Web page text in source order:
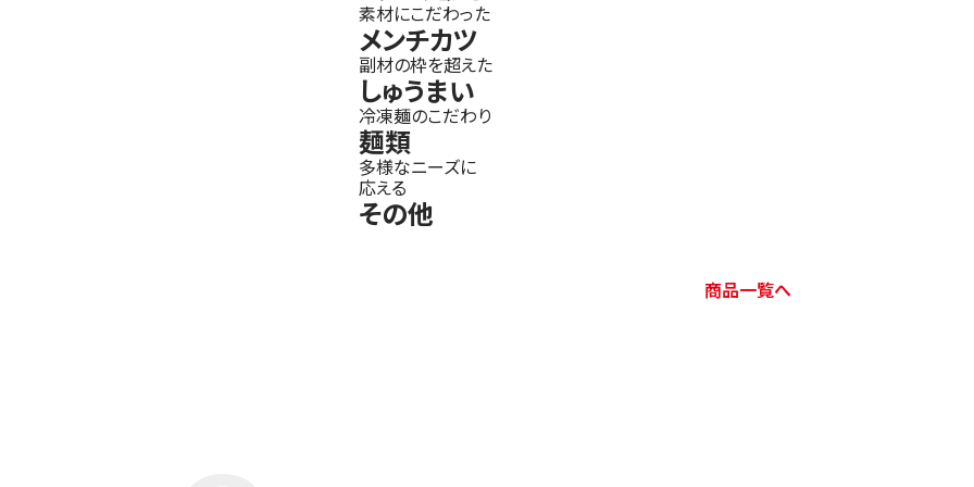
素材にこだわった
メンチカツ
副材の枠を超えた
しゅうまい
冷凍麺のこだわり
麺類
多様なニーズに
応える
その他
商品一覧へ